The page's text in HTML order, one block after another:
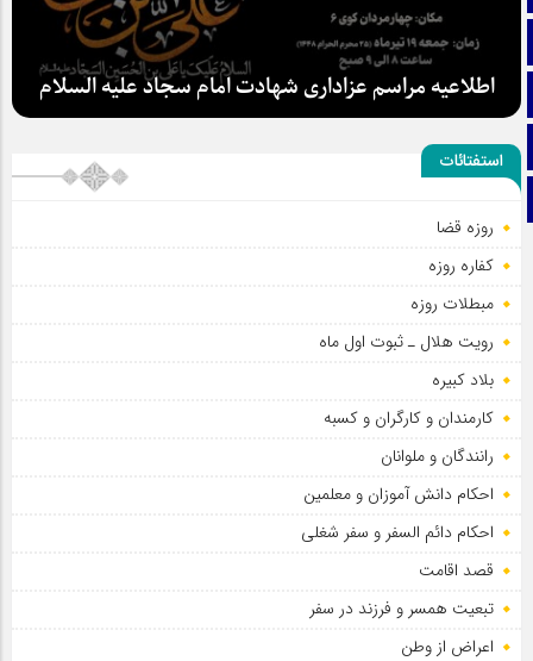
آپارات
اینستاگرام
تلگرام
اطلاعیه مراسم عزاداری شهادت امام سجاد علیه السلام
استفتائات
روزه قضا
کفاره روزه
مبطلات روزه
رویت هلال ـ ثبوت اول ماه
بلاد کبیره
کارمندان و کارگران و کسبه
رانندگان و ملوانان
احکام دانش آموزان و معلمین
احکام دائم السفر و سفر شغلی
قصد اقامت
تبعیت همسر و فرزند در سفر
اعراض از وطن